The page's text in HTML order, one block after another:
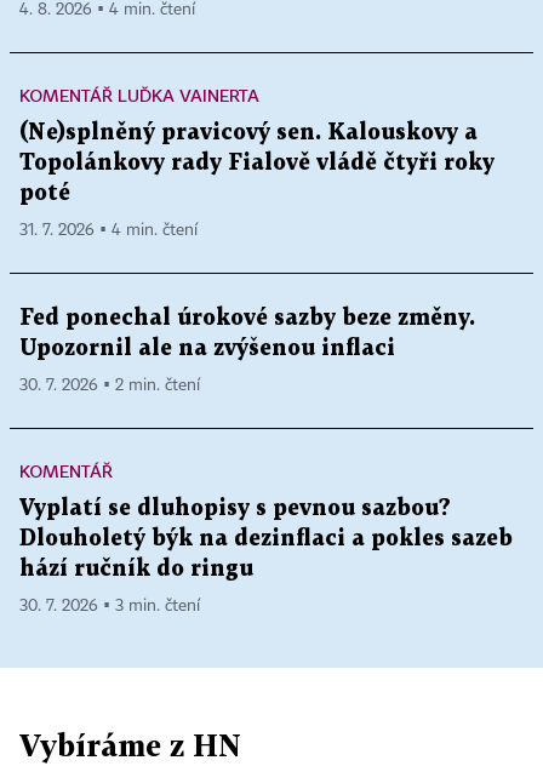
4. 8. 2026 ▪ 4 min. čtení
KOMENTÁŘ LUĎKA VAINERTA
(Ne)splněný pravicový sen. Kalouskovy a
Topolánkovy rady Fialově vládě čtyři roky
poté
31. 7. 2026 ▪ 4 min. čtení
Fed ponechal úrokové sazby beze změny.
Upozornil ale na zvýšenou inflaci
30. 7. 2026 ▪ 2 min. čtení
KOMENTÁŘ
Vyplatí se dluhopisy s pevnou sazbou?
Dlouholetý býk na dezinflaci a pokles sazeb
hází ručník do ringu
30. 7. 2026 ▪ 3 min. čtení
Vybíráme z HN